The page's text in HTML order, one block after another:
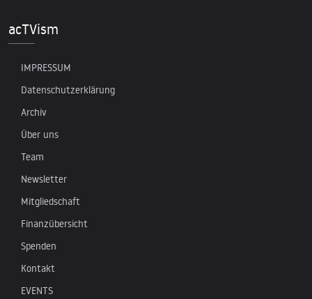
acTVism
IMPRESSUM
Datenschutzerklärung
Archiv
Über uns
Team
Newsletter
Mitgliedschaft
Finanzübersicht
Spenden
Kontakt
EVENTS